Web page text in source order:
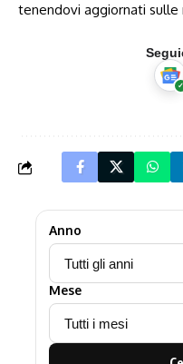
tenendovi aggiornati sulle
Anno
Mese